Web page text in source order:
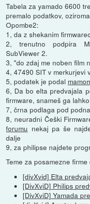
Tabela za yamado 6600
premalo podatkov,
Opombe2:
1, da z shekanim
2, trenutno podpira
SubViewer 2.
3, "do zdaj me noben film
4, 47490 SIT v merkurjevi
5, podatek je podal
6, Da bo elta predvajala
firmware, snameš ga
7, črna podlaga pod
8, neuradni Češki
forumu nekaj pa še
dalje
9, za philipse najdete
Teme za posamezne
[divXvid] Elta
[DivXviD] Philips
[DivXviD] Yamada